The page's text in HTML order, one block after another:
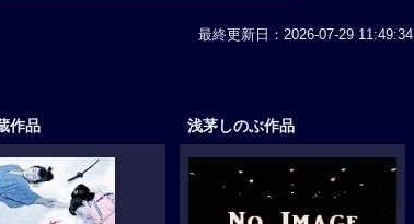
最終更新日：2026-07-29 11:49:34
作品 浅茅しのぶ作品